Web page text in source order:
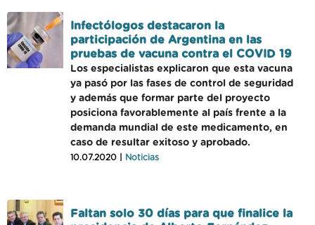
Infectólogos destacaron la
participación de Argentina en las
pruebas de vacuna contra el COVID 19
Los especialistas explicaron que esta vacuna
ya pasó por las fases de control de seguridad
y además que formar parte del proyecto
posiciona favorablemente al país frente a la
demanda mundial de este medicamento, en
caso de resultar exitoso y aprobado.
10.07.2020 | Noticias
Faltan solo 30 días para que finalice la